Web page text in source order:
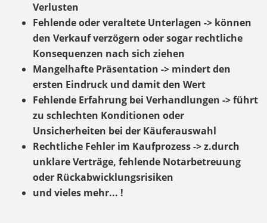
Verlusten
Fehlende oder veraltete Unterlagen -> können
den Verkauf verzögern oder sogar rechtliche
Konsequenzen nach sich ziehen
Mangelhafte Präsentation -> mindert den
ersten Eindruck und damit den Wert
Fehlende Erfahrung bei Verhandlungen -> führt
zu schlechten Konditionen oder
Unsicherheiten bei der Käuferauswahl
Rechtliche Fehler im Kaufprozess -> z.durch
unklare Verträge, fehlende Notarbetreuung
oder Rückabwicklungsrisiken
und vieles mehr... !